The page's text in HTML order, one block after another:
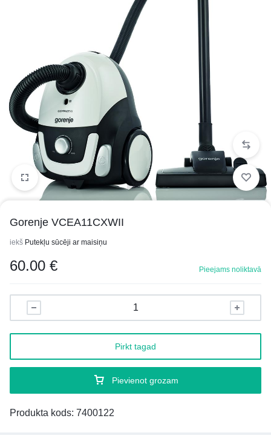
1/3
Gorenje VCEA11CXWII
iekš Putekļu sūcēji ar maisiņu
60.00 € Pieejams noliktavā
Pievienot grozam
Pirkt tagad
Produkta kods: 7400122